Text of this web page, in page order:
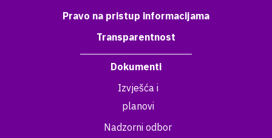
Pravo na pristup informacijama
Transparentnost
Dokumenti
Izvješća i
planovi
Nadzorni odbor